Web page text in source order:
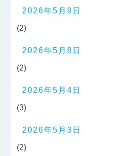
2026年5月9日
(2)
2026年5月8日
(2)
2026年5月4日
(3)
2026年5月3日
(2)